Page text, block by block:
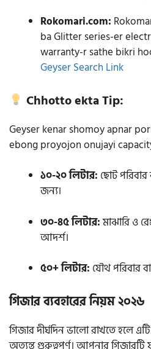
Rokomari.com:
ba Glitter series-er
warranty-r sathe bikri
Geyser Search Link
Chhotto ekta Tip:
Geyser kenar shomoy apnar
ebong proyojon onujayi
১০-২০ লিটার: ছোট পরিবার
জন্য।
৩০-৪৫ লিটার:মাঝারি ও
আদর্শ।
৫০+ লিটার: যৌথ পরিবার
গিজার ব্যবহারের নিয়ম ২০২৬
গিজার দীর্ঘদিন ভালো রাখতে হলে